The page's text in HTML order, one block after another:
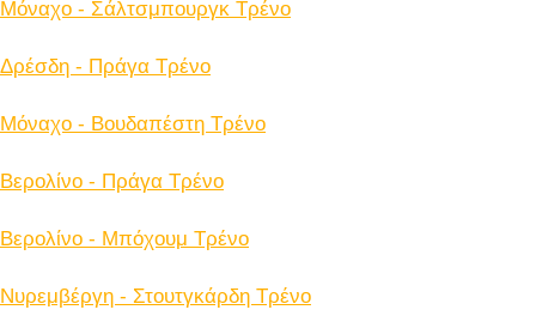
Μόναχο - Σάλτσμπουργκ Tρένο
Δρέσδη - Πράγα Tρένο
Μόναχο - Βουδαπέστη Tρένο
Βερολίνο - Πράγα Tρένο
Βερολίνο - Μπόχουμ Tρένο
Νυρεμβέργη - Στουτγκάρδη Tρένο